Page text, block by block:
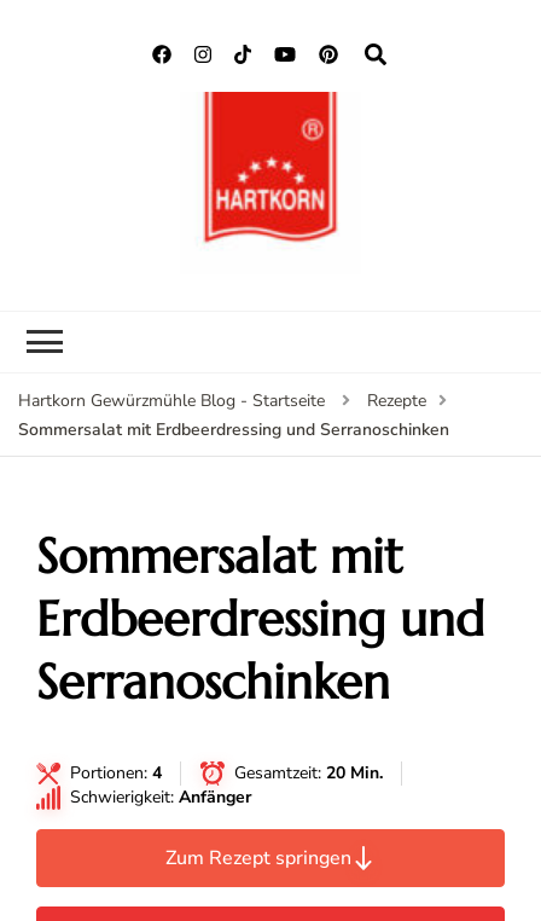
Hartkorn Gewürzmühle Blog - Startseite
Rezepte
Sommersalat mit Erdbeerdressing und Serranoschinken
Sommersalat mit
Erdbeerdressing und
Serranoschinken
Portionen: 4 Gesamtzeit: 20 Min.
Schwierigkeit: Anfänger
Zum Rezept springen